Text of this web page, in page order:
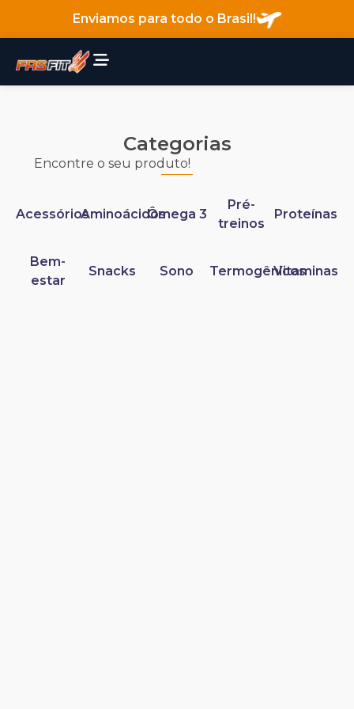
Enviamos para todo o Brasil!
Categorias
Encontre o seu produto!
AcessóriosAminoácidosÔmega 3
Pré-
treinos
Proteínas
Bem-
estar
Snacks Sono TermogênicosVitaminas